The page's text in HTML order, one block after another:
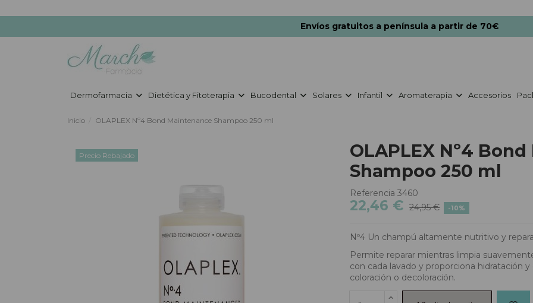
Envíos gratuitos a península a partir de 70€
Dermofarmacia Dietética y Fitoterapia Bucodental Solares Infantil Aromaterapia Accesorios
Inicio OLAPLEX Nº4 Bond Maintenance Shampoo 250 ml
Precio Rebajado
OLAPLEX Nº4
Shampoo 250 ml
Referencia 3460
22,46 € 24,95 € -10%
Nº4 Un champú altamente nutritivo y
Permite reparar mientras limpia
con cada lavado y proporciona hidratación
coloración o decoloración.